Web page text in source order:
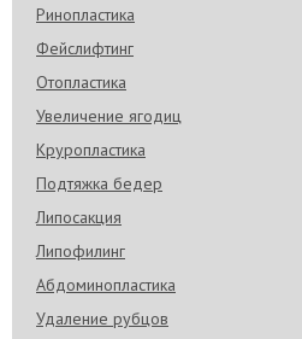
Ринопластика
Фейслифтинг
Отопластика
Увеличение ягодиц
Круропластика
Подтяжка бедер
Липосакция
Липофилинг
Абдоминопластика
Удаление рубцов